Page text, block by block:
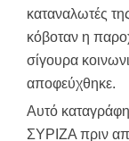
καταναλωτές
κόβοταν η
σίγουρα
αποφεύχθηκε.
Αυτό
ΣΥΡΙΖΑ πριν